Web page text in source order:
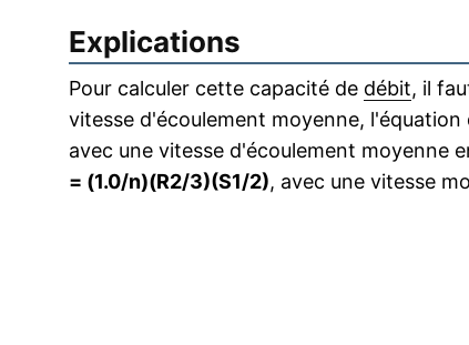
Explications
Pour calculer cette capacité de débit, il
vitesse d'écoulement moyenne, l'équation
avec une vitesse d'écoulement moyenne
= (1.0/n)(R2/3)(S1/2), avec une vitesse